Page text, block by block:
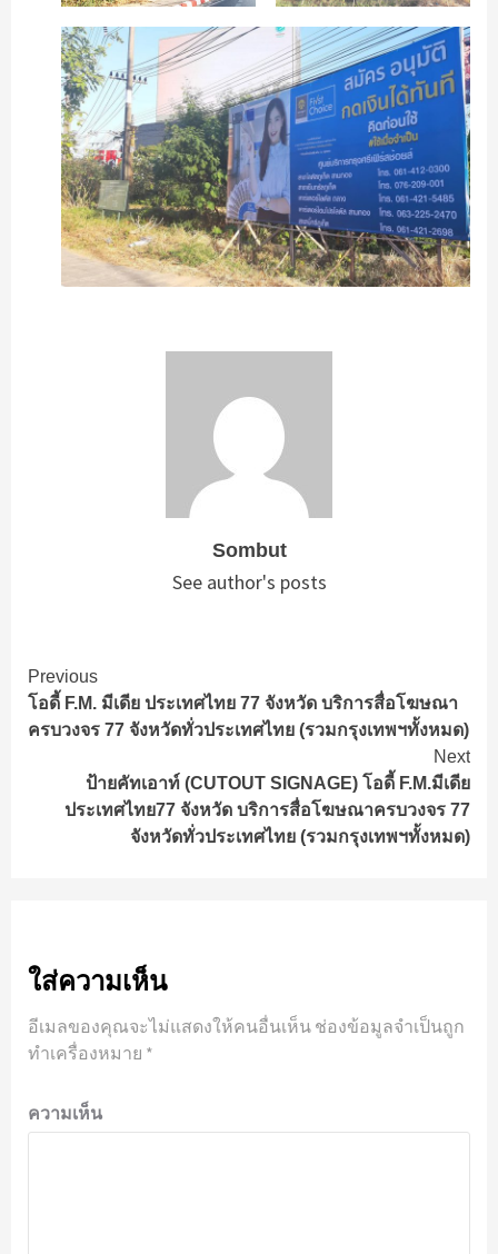
Sombut
See author's posts
Continue
Reading
Previous
โอดี้ F.M. มีเดีย ประเทศไทย 77 จังหวัด บริการสื่อโฆษณา
ครบวงจร 77 จังหวัดทั่วประเทศไทย (รวมกรุงเทพฯทั้งหมด)
Next
ป้ายคัทเอาท์ (CUTOUT SIGNAGE) โอดี้ F.M.มีเดีย
ประเทศไทย77 จังหวัด บริการสื่อโฆษณาครบวงจร 77
จังหวัดทั่วประเทศไทย (รวมกรุงเทพฯทั้งหมด)
ใส่ความเห็น
อีเมลของคุณจะไม่แสดงให้คนอื่นเห็น ช่องข้อมูลจำเป็นถูก
ทำเครื่องหมาย *
ความเห็น